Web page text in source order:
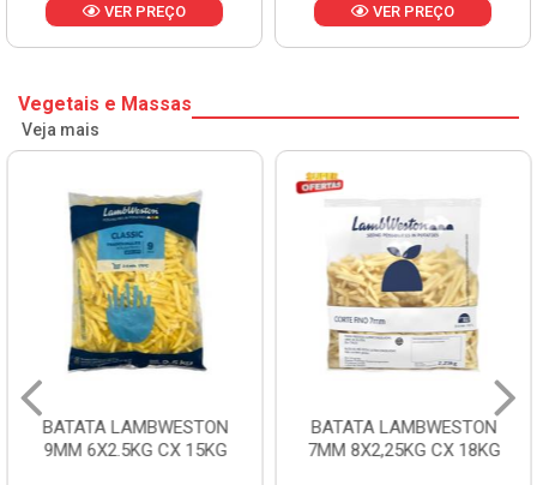
VER PREÇO VER PREÇO
Vegetais e Massas
Veja mais
BATATA LAMBWESTON
9MM 6X2.5KG CX 15KG
BATATA LAMBWESTON
7MM 8X2,25KG CX 18KG